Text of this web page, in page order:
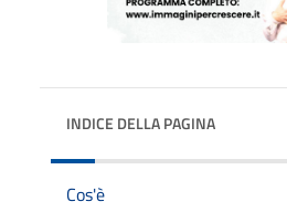
INDICE DELLA PAGINA
Cos'è